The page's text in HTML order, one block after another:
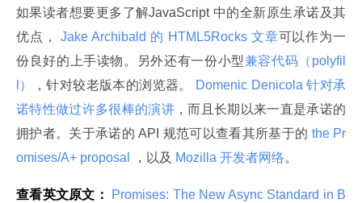
如果读者想要更多了解JavaScript 中的全新原生承诺及其
优点，
Jake Archibald 的 HTML5Rocks 文章可以作为一
份良好的上手读物。另外还有一份小型兼容代码（polyfil
l）
，针对较老版本的浏览器。
Domenic Denicola 针对承
诺特性做过许多很棒的演讲 ，而且长期以来一直是承诺的
拥护者。关于承诺的 API 规范可以查看其所基于的 the Pr
omises/A+ proposal
，以及 Mozilla 开发者网络。
查看英文原文：
Promises: The New Async Standard in B